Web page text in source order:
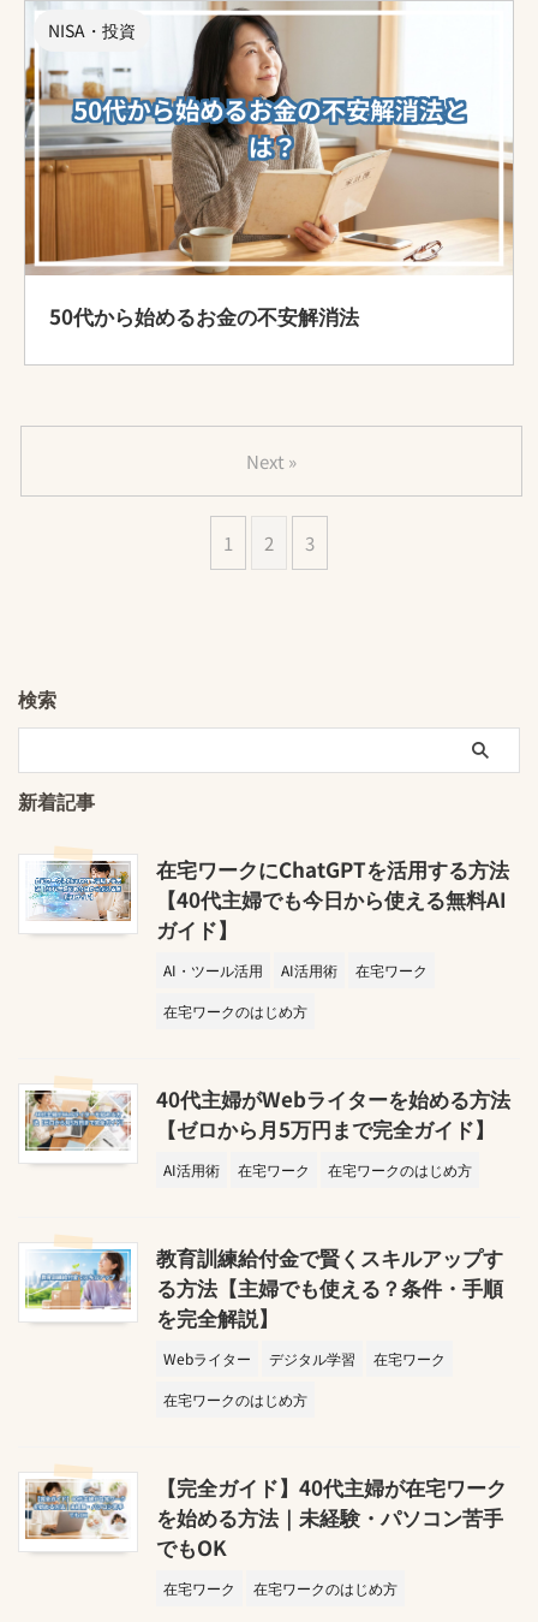
NISA・投資
50代から始めるお金の不安解消法
1 2 3
Next »
検索
新着記事
在宅ワークにChatGPTを活用する方法
【40代主婦でも今日から使える無料AI
ガイド】
AI・ツール活用 AI活用術
在宅ワーク
在宅ワークのはじめ方
40代主婦がWebライターを始める方法
【ゼロから月5万円まで完全ガイド】
AI活用術 在宅ワーク 在宅ワークのはじめ方
教育訓練給付金で賢くスキルアップす
る方法【主婦でも使える？条件・手順
を完全解説】
Webライター デジタル学習
在宅ワーク
在宅ワークのはじめ方
【完全ガイド】40代主婦が在宅ワーク
を始める方法｜未経験・パソコン苦手
でもOK
在宅ワーク 在宅ワークのはじめ方